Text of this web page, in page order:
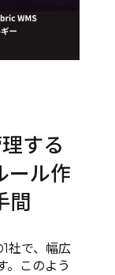
する
ール作
間
社で、幅広
。このよう